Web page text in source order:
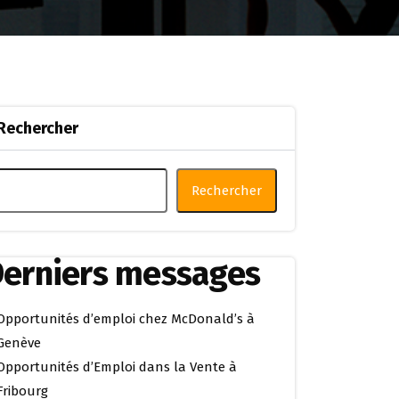
Rechercher
messages
d’emploi chez McDonald’s à
d’Emploi dans la Vente à